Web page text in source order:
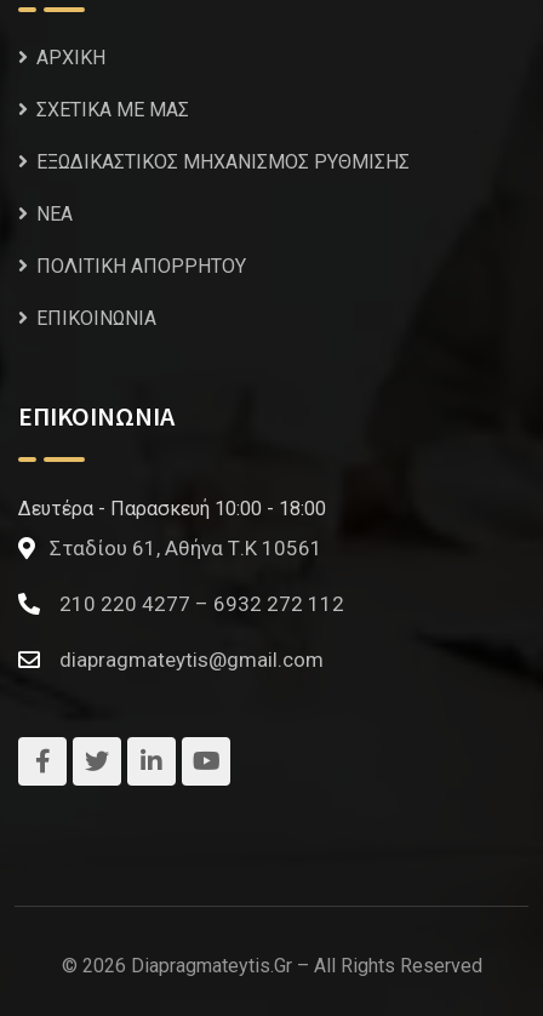
ΑΡΧΙΚΗ
ΣΧΕΤΙΚΑ ΜΕ ΜΑΣ
ΕΞΩΔΙΚΑΣΤΙΚΟΣ ΜΗΧΑΝΙΣΜΟΣ ΡΥΘΜΙΣΗΣ
NEA
ΠΟΛΙΤΙΚΗ ΑΠΟΡΡΗΤΟΥ
ΕΠΙΚΟΙΝΩΝΙΑ
ΕΠΙΚΟΙΝΩΝΙΑ
Δευτέρα - Παρασκευή 10:00 - 18:00
Σταδίου 61, Αθήνα Τ.Κ 10561
210 220 4277 – 6932 272 112
diapragmateytis@gmail.com
© 2026 Diapragmateytis.gr – All Rights Reserved